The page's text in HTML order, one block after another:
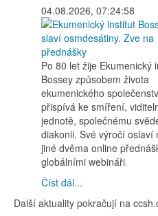
04.08.2026, 07:24:58
Po 80 let žije Ekumenický
Bossey způsobem života
ekumenického
přispívá ke smíření,
jednotě, společnému
diakonii. Své výročí oslaví
jiné dvěma online
globálními webináři
Číst dál...
Další aktuality pokračují na